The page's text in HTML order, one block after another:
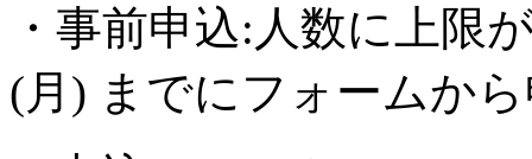
・事前申込:人数に上限
(月) までにフォームか